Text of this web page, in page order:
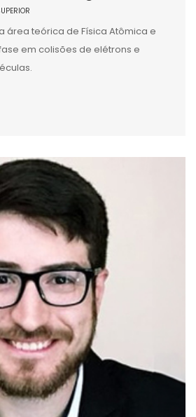
área teórica de Física Atômica e
em colisões de elétrons e